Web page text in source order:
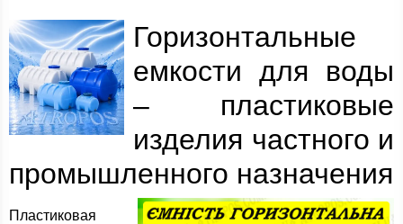
Горизонтальные
емкости для воды
– пластиковые
изделия частного и
промышленного назначения
Пластиковая